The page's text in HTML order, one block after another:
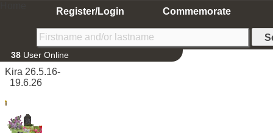
Register/Login Commemorate
38 User Online
Kira 26.5.16-
19.6.26